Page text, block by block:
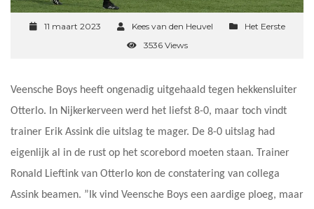
11 maart 2023 Kees van den Heuvel
Het Eerste
3536 Views
Veensche Boys heeft ongenadig uitgehaald tegen hekkensluiter
Otterlo. In Nijkerkerveen werd het liefst 8-0, maar toch vindt
trainer Erik Assink die uitslag te mager. De 8-0 uitslag had
eigenlijk al in de rust op het scorebord moeten staan. Trainer
Ronald Lieftink van Otterlo kon de constatering van collega
Assink beamen. ”Ik vind Veensche Boys een aardige ploeg, maar